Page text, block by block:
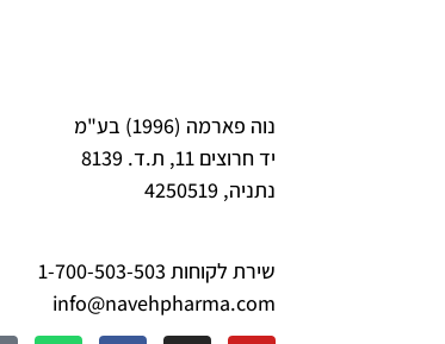
נוה פארמה (1996) בע"מ
יד חרוצים 11, ת.ד. 8139
נתניה, 4250519
שירת לקוחות 1-700-503-503
info@navehpharma.com